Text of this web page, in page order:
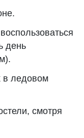
день
в ледовом
смотря